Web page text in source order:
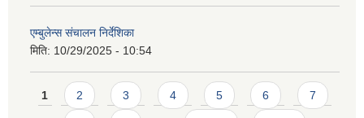
एम्बुलेन्स संचालन निर्देशिका
मिति: 10/29/2025 - 10:54
Pages
1 2 3 4 5 6 7